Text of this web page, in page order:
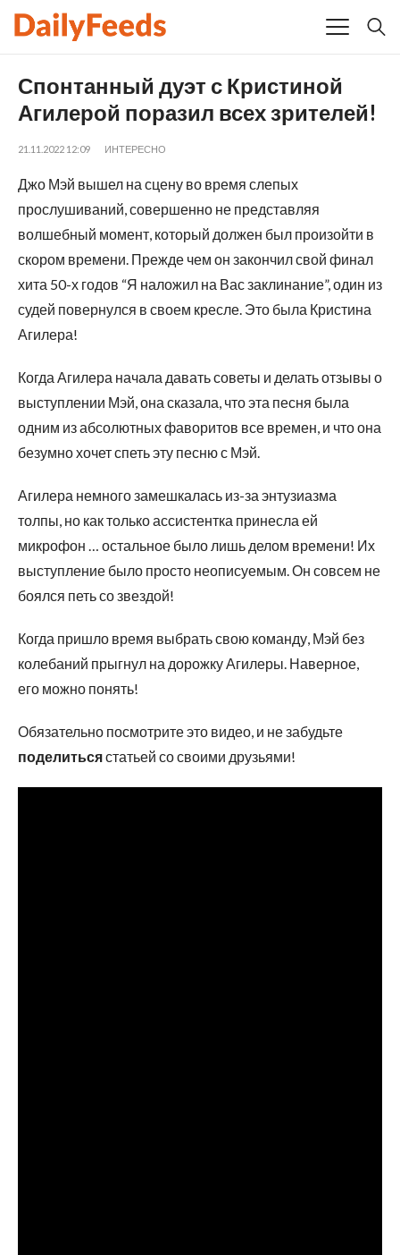
Спонтанный дуэт с Кристиной
Агилерой поразил всех зрителей!
21.11.2022 12:09 ИНТЕРЕСНО
Джо Мэй вышел на сцену во время слепых
прослушиваний, совершенно не представляя
волшебный момент, который должен был произойти в
скором времени. Прежде чем он закончил свой финал
хита 50-х годов “Я наложил на Вас заклинание”, один из
судей повернулся в своем кресле. Это была Кристина
Агилера!
Когда Агилера начала давать советы и делать отзывы о
выступлении Мэй, она сказала, что эта песня была
одним из абсолютных фаворитов все времен, и что она
безумно хочет спеть эту песню с Мэй.
Агилера немного замешкалась из-за энтузиазма
толпы, но как только ассистентка принесла ей
микрофон … остальное было лишь делом времени! Их
выступление было просто неописуемым. Он совсем не
боялся петь со звездой!
Когда пришло время выбрать свою команду, Мэй без
колебаний прыгнул на дорожку Агилеры. Наверное,
его можно понять!
Обязательно посмотрите это видео, и не забудьте
поделитьсястатьей со своими друзьями!